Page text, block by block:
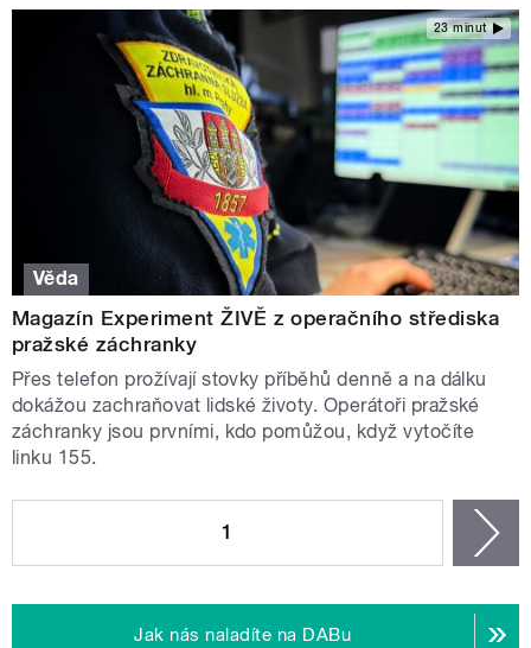
23 minut
Věda
Magazín Experiment ŽIVĚ z operačního střediska
pražské záchranky
Přes telefon prožívají stovky příběhů denně a na dálku
dokážou zachraňovat lidské životy. Operátoři pražské
záchranky jsou prvními, kdo pomůžou, když vytočíte
linku 155.
1
Jak nás naladíte na DABu